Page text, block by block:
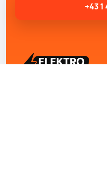
+43